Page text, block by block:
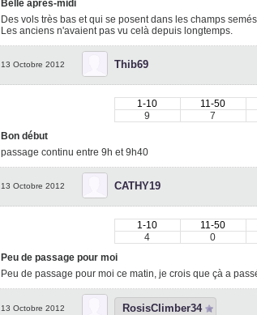
Belle après-midi
Des vols très bas et qui se posent dans les champs
Les anciens n'avaient pas vu celà depuis longtemps.
13 Octobre 2012 Thib69
1-10 11-50
9
7
Bon début
passage continu entre 9h et 9h40
13 Octobre 2012 CATHY19
1-10 11-50
4
0
Peu de passage pour moi
Peu de passage pour moi ce matin, je crois que çà a
13 Octobre 2012 RosisClimber34